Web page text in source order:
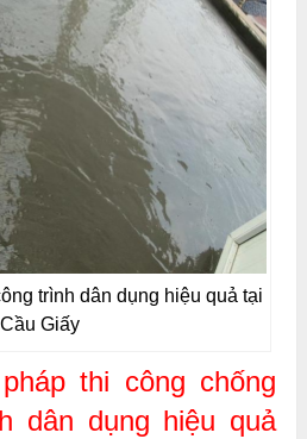
trình dân dụng hiệu quả tại
Cầu Giấy
thi công chống
dân dụng hiệu quả